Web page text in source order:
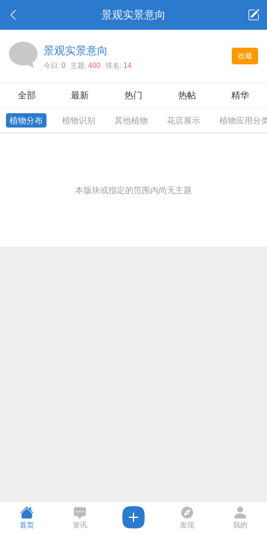
景观实景意向
收藏
景观实景意向
今日: 0 主题: 400 排名: 14
全部 最新 热门 热帖 精华
植物分布 植物识别 其他植物 花店展示 植物应用分
本版块或指定的范围内尚无主题
首页 资讯 发现 我的